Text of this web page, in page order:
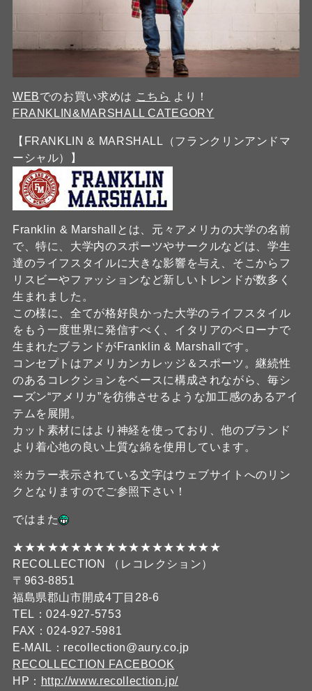
WEBでのお買い求めは こちら より！
FRANKLIN&MARSHALL CATEGORY
【FRANKLIN & MARSHALL（フランクリンアンドマ
ーシャル）】
Franklin & Marshallとは、元々アメリカの大学の名前
で、特に、大学内のスポーツやサークルなどは、学生
達のライフスタイルに大きな影響を与え、そこからフ
リスビーやファッションなど新しいトレンドが数多く
生まれました。
この様に、全てが格好良かった大学のライフスタイル
をもう一度世界に発信すべく、イタリアのベローナで
生まれたブランドがFranklin & Marshallです。
コンセプトはアメリカンカレッジ＆スポーツ。継続性
のあるコレクションをベースに構成されながら、毎シ
ーズン“アメリカ”を彷彿させるような加工感のあるアイ
テムを展開。
カット素材にはより神経を使っており、他のブランド
より着心地の良い上質な綿を使用しています。
※カラー表示されている文字はウェブサイトへのリン
クとなりますのでご参照下さい！
ではまた
★★★★★★★★★★★★★★★★★★
RECOLLECTION （レコレクション）
〒963-8851
福島県郡山市開成4丁目28-6
TEL：024-927-5753
FAX：024-927-5981
E-MAIL：recollection@aury.co.jp
RECOLLECTION FACEBOOK
HP： http://www.recollection.jp/